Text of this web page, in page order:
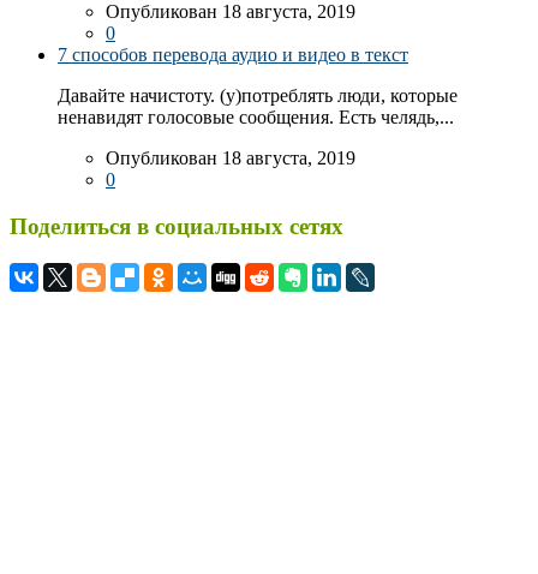
Опубликован 18 августа, 2019
0
7 способов перевода аудио и видео в текст
Давайте начистоту. (у)потреблять люди, которые
ненавидят голосовые сообщения. Есть челядь,...
Опубликован 18 августа, 2019
0
Поделиться в социальных сетях